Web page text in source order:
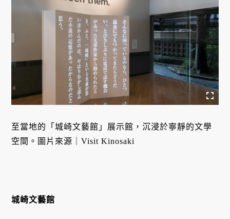
至當地的「城崎文藝館」展示館，沉浸於寧靜的文學
空間。圖片來源｜Visit Kinosaki
城崎文藝館